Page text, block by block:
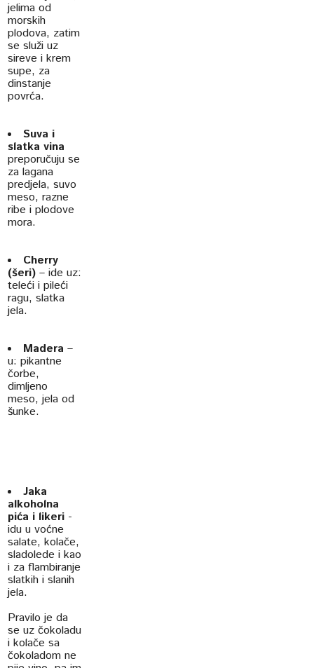
jelima od
morskih
plodova, zatim
se služi uz
sireve i krem
supe, za
dinstanje
povrća.
Suva i
slatka vina
preporučuju se
za lagana
predjela, suvo
meso, razne
ribe i plodove
mora.
Cherry
(šeri) – ide uz:
teleći i pileći
ragu, slatka
jela.
Madera –
u: pikantne
čorbe,
dimljeno
meso, jela od
šunke.
Jaka
alkoholna
pića i likeri -
idu u voćne
salate, kolače,
sladolede i kao
i za flambiranje
slatkih i slanih
jela.
Pravilo je da
se uz čokoladu
i kolače sa
čokoladom ne